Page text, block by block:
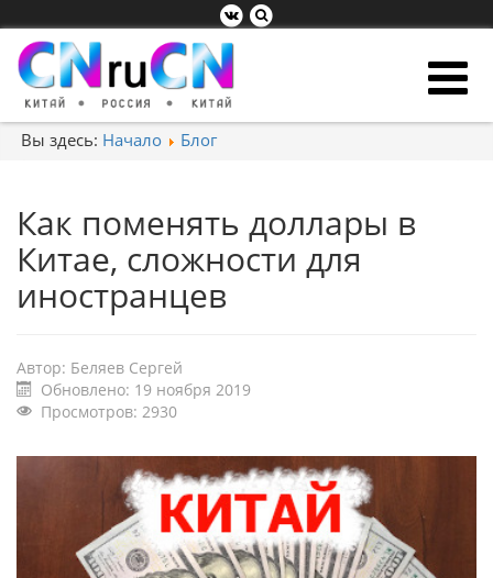
Вы здесь: Начало Блог
Как поменять доллары в
Китае, сложности для
иностранцев
Автор: Беляев Сергей
Обновлено: 19 ноября 2019
Просмотров: 2930